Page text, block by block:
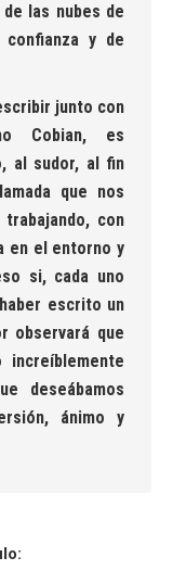
las nubes de
y de
junto con
Cobian, es
al sudor, al fin
que nos
con
en el entorno y
si, cada uno
escrito un
observará que
increíblemente
deseábamos
ánimo y